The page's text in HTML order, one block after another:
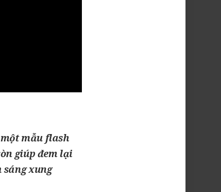
mẫu flash
giúp đem lại
xung